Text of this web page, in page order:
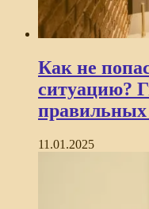
Как не
ситуацию?
правильных
11.01.2025